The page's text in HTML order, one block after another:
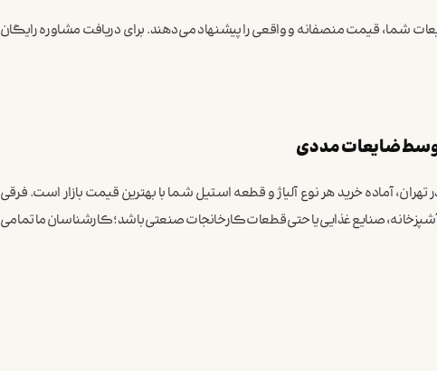
شما، قیمت منصفانه و واقعی را پیشنهاد می‌دهند. برای دریافت مشاوره رایگان
ضایعات مددی
تهران، آماده خرید هر نوع آلیاژ و قطعه استیل شما با بهترین قیمت بازار است. فرقی
صنایع غذایی یا حتی قطعات کارخانجات صنعتی باشد؛ کارشناسان ما تمامی